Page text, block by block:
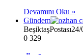
Devamını Oku »
Gündem
BeşiktaşPostası24/
0 329